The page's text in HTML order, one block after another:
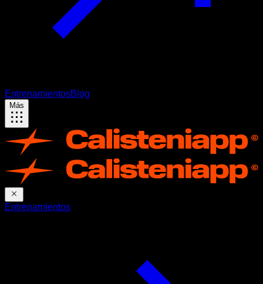
EntrenamientosBlog
Más
Entrenamientos